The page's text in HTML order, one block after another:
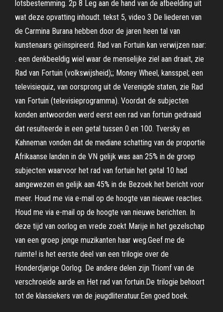
lotsbestemming. 2p 8 Leg aan de hand van de afbeelding uit
wat deze opvatting inhoudt. tekst 5, video 3 De liederen van
de Carmina Burana hebben door de jaren heen tal van
kunstenaars geïnspireerd. Rad van Fortuin kan verwijzen naar:
. een denkbeeldig wiel waar de menselijke ziel aan draait, zie
Rad van Fortuin (volkswijsheid);; Money Wheel, kansspel; een
televisiequiz, van oorsprong uit de Verenigde staten, zie Rad
van Fortuin (televisieprogramma). Voordat de subjecten
konden antwoorden werd eerst een rad van fortuin gedraaid
dat resulteerde in een getal tussen 0 en 100. Tversky en
Kahneman vonden dat de mediane schatting van de proportie
Afrikaanse landen in de VN gelijk was aan 25% in de groep
subjecten waarvoor het rad van fortuin het getal 10 had
aangewezen en gelijk aan 45% in de Bezoek het bericht voor
meer. Houd me via e-mail op de hoogte van nieuwe reacties.
Houd me via e-mail op de hoogte van nieuwe berichten. In
deze tijd van oorlog en vrede zoekt Marije in het gezelschap
van een groep jonge muzikanten haar weg.Geef me de
ruimte! is het eerste deel van een trilogie over de
Honderdjarige Oorlog. De andere delen zijn Triomf van de
verschroeide aarde en Het rad van fortuin.De trilogie behoort
tot de klassiekers van de jeugdliteratuur.Een goed boek.